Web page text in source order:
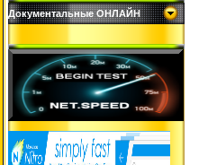
Документальные ОНЛАЙН